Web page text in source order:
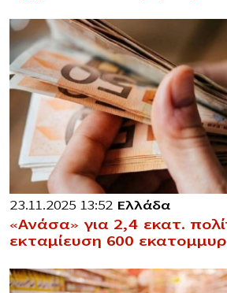
23.11.2025 13:52 Ελλάδα
«Ανάσα» για 2,4 εκατ.
εκταμίευση 600